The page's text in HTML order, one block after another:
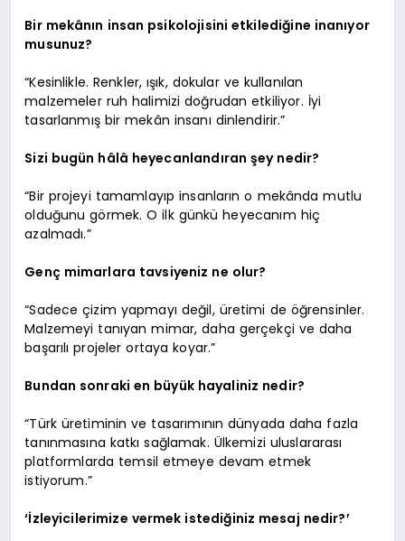
Bir mekânın insan psikolojisini etkilediğine inanıyor
musunuz?
“Kesinlikle. Renkler, ışık, dokular ve kullanılan
malzemeler ruh halimizi doğrudan etkiliyor. İyi
tasarlanmış bir mekân insanı dinlendirir.”
Sizi bugün hâlâ heyecanlandıran şey nedir?
“Bir projeyi tamamlayıp insanların o mekânda mutlu
olduğunu görmek. O ilk günkü heyecanım hiç
azalmadı.”
Genç mimarlara tavsiyeniz ne olur?
“Sadece çizim yapmayı değil, üretimi de öğrensinler.
Malzemeyi tanıyan mimar, daha gerçekçi ve daha
başarılı projeler ortaya koyar.”
Bundan sonraki en büyük hayaliniz nedir?
“Türk üretiminin ve tasarımının dünyada daha fazla
tanınmasına katkı sağlamak. Ülkemizi uluslararası
platformlarda temsil etmeye devam etmek
istiyorum.”
‘İzleyicilerimize vermek istediğiniz mesaj nedir?’